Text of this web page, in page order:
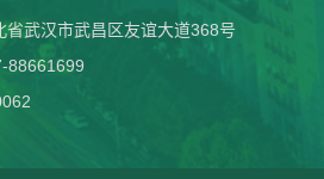
省武汉市武昌区友谊大道368号
88661699